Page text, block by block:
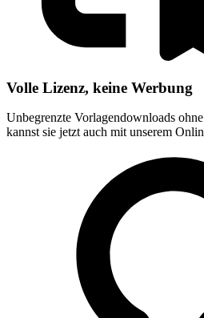
Volle Lizenz, keine Werbung
Unbegrenzte Vorlagendownloads
kannst sie jetzt auch mit unserem